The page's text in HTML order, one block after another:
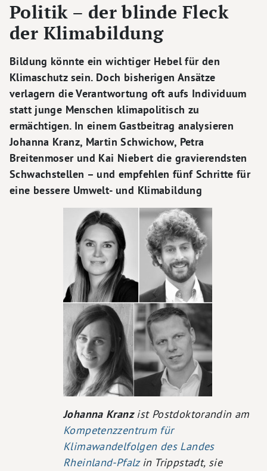
Politik – der blinde Fleck
der Klimabildung
Bildung könnte ein wichtiger Hebel für den
Klimaschutz sein. Doch bisherigen Ansätze
verlagern die Verantwortung oft aufs Individuum
statt junge Menschen klimapolitisch zu
ermächtigen. In einem Gastbeitrag analysieren
Johanna Kranz, Martin Schwichow, Petra
Breitenmoser und Kai Niebert die gravierendsten
Schwachstellen – und empfehlen fünf Schritte für
eine bessere Umwelt- und Klimabildung
Johanna Kranzist Postdoktorandin am
Kompetenzzentrum für
Klimawandelfolgen des Landes
Rheinland-Pfalzin Trippstadt, sie